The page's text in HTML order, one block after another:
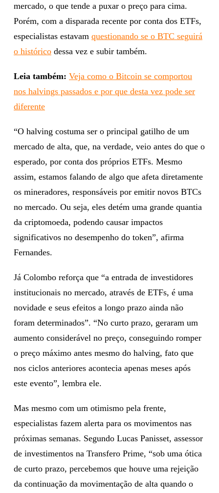
mercado, o que tende a puxar o preço para cima.
Porém, com a disparada recente por conta dos ETFs,
especialistas estavam questionando se o BTC seguirá
o histórico dessa vez e subir também.
Leia também: Veja como o Bitcoin se comportou
nos halvings passados e por que desta vez pode ser
diferente
“O halving costuma ser o principal gatilho de um
mercado de alta, que, na verdade, veio antes do que o
esperado, por conta dos próprios ETFs. Mesmo
assim, estamos falando de algo que afeta diretamente
os mineradores, responsáveis por emitir novos BTCs
no mercado. Ou seja, eles detém uma grande quantia
da criptomoeda, podendo causar impactos
significativos no desempenho do token”, afirma
Fernandes.
Já Colombo reforça que “a entrada de investidores
institucionais no mercado, através de ETFs, é uma
novidade e seus efeitos a longo prazo ainda não
foram determinados”. “No curto prazo, geraram um
aumento considerável no preço, conseguindo romper
o preço máximo antes mesmo do halving, fato que
nos ciclos anteriores acontecia apenas meses após
este evento”, lembra ele.
Mas mesmo com um otimismo pela frente,
especialistas fazem alerta para os movimentos nas
próximas semanas. Segundo Lucas Panisset, assessor
de investimentos na Transfero Prime, “sob uma ótica
de curto prazo, percebemos que houve uma rejeição
da continuação da movimentação de alta quando o